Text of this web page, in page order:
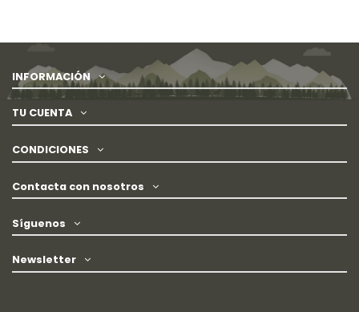
INFORMACIÓN
TU CUENTA
CONDICIONES
Contacta con nosotros
Síguenos
Newsletter